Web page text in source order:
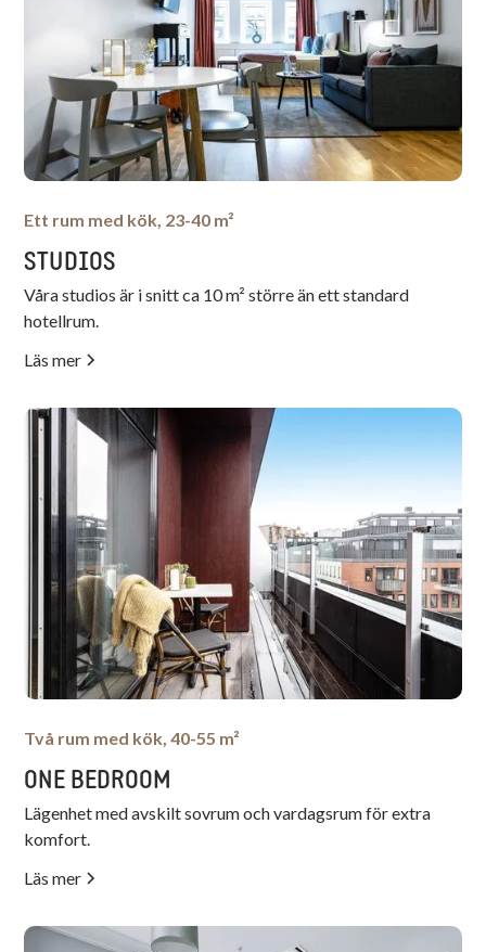
Ett rum med kök, 23-40 m²
STUDIOS
Våra studios är i snitt ca 10 m² större än ett standard
hotellrum.
Läs mer
Två rum med kök, 40-55 m²
ONE BEDROOM
Lägenhet med avskilt sovrum och vardagsrum för extra
komfort.
Läs mer